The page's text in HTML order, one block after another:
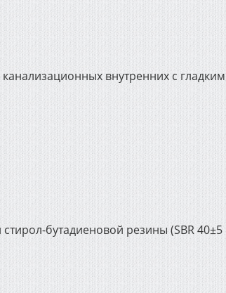
внутренних с
бутадиеновой резины (SBR 40±5